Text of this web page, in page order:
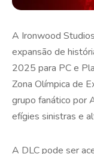
A Ironwood
expansão de
2025 para PC e
Zona Olímpica de
grupo fanático por
efígies sinistras e
A DLC pode ser